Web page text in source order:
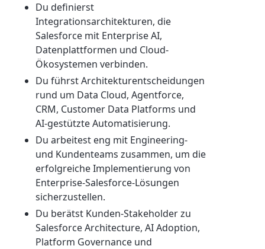
Du definierst
Integrationsarchitekturen, die
Salesforce mit Enterprise AI,
Datenplattformen und Cloud-
Ökosystemen verbinden.
Du führst Architekturentscheidungen
rund um Data Cloud, Agentforce,
CRM, Customer Data Platforms und
AI-gestützte Automatisierung.
Du arbeitest eng mit Engineering-
und Kundenteams zusammen, um die
erfolgreiche Implementierung von
Enterprise-Salesforce-Lösungen
sicherzustellen.
Du berätst Kunden-Stakeholder zu
Salesforce Architecture, AI Adoption,
Platform Governance und